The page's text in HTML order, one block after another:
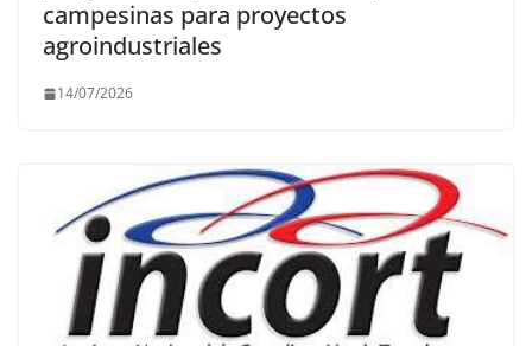
campesinas para proyectos
agroindustriales
14/07/2026